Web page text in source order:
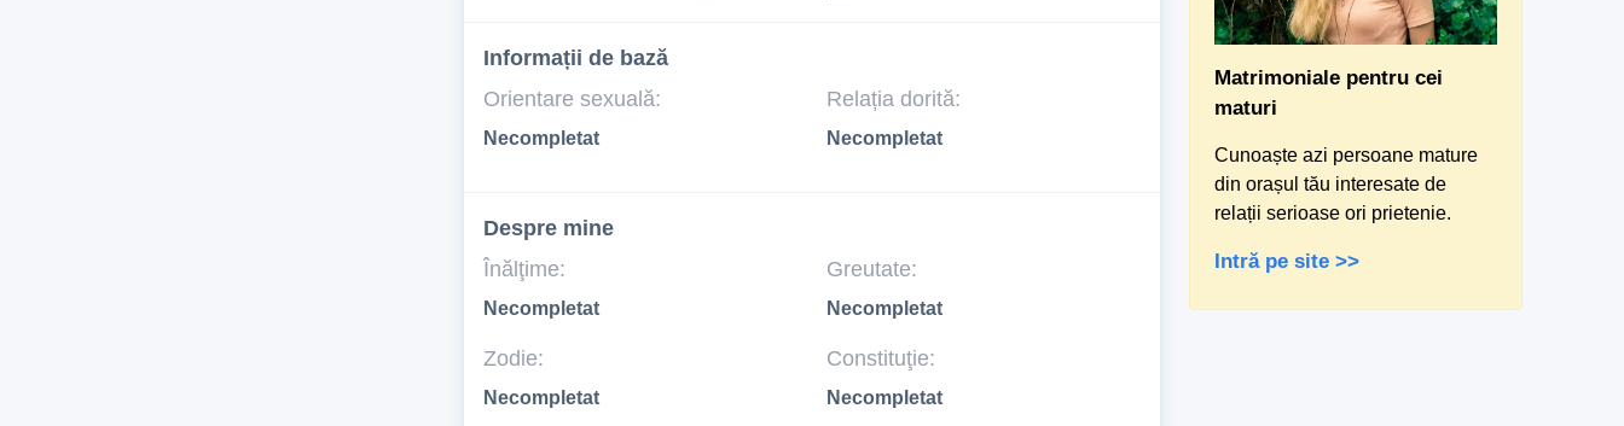
Informații de bază
Orientare sexuală:
Necompletat
Relația dorită:
Necompletat
Despre mine
Înălţime:
Necompletat
Greutate:
Necompletat
Zodie:
Necompletat
Constituţie:
Necompletat
Matrimoniale pentru cei
maturi
Cunoaște azi persoane mature
din orașul tău interesate de
relații serioase ori prietenie.
Intră pe site >>